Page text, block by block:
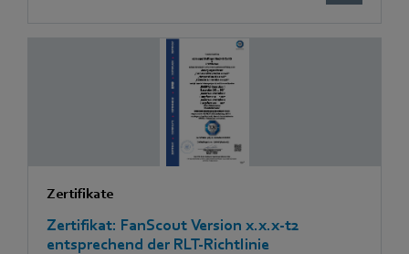
Zertifikate
Zertifikat: FanScout Version x.x.x-t2
entsprechend der RLT-Richtlinie